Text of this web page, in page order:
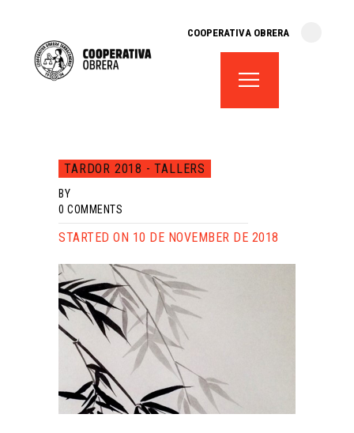
COOPERATIVA OBRERA
fes-te soci
lloguer d’espais
TARDOR 2018 - TALLERS
BY
0 COMMENTS
STARTED ON 10 DE NOVEMBER DE 2018